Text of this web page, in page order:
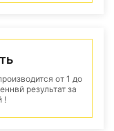
от 1 до
результат за
!